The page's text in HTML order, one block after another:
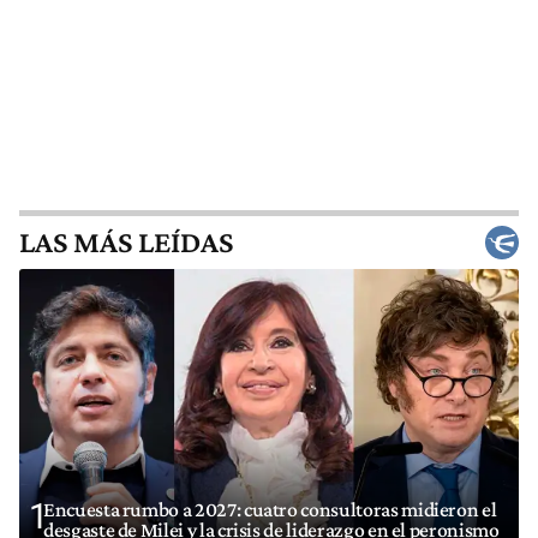
LAS MÁS LEÍDAS
1Encuesta rumbo a 2027: cuatro consultoras midieron el
desgaste de Milei y la crisis de liderazgo en el peronismo